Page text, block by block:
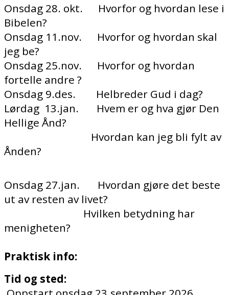
Onsdag 28. okt. Hvorfor og hvordan lese i
Bibelen?
Onsdag 11.nov. Hvorfor og hvordan skal
jeg be?
Onsdag 25.nov. Hvorfor og hvordan
fortelle andre ?
Onsdag 9.des. Helbreder Gud i dag?
Lørdag 13.jan. Hvem er og hva gjør Den
Hellige Ånd?
Hvordan kan jeg bli fylt av
Ånden?
Onsdag 27.jan. Hvordan gjøre det beste
ut av resten av livet?
Hvilken betydning har
menigheten?
Praktisk info:
Tid og sted: